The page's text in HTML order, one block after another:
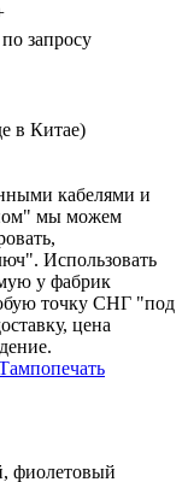
запросу
в Китае)
кабелями и
мы можем
Использовать
у фабрик
точку СНГ "под
цена
фиолетовый